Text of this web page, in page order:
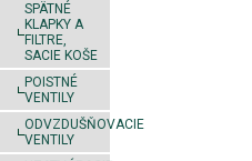
SPÄTNÉ
KLAPKY A
FILTRE,
SACIE KOŠE
POISTNÉ
VENTILY
ODVZDUŠŇOVACIE
VENTILY